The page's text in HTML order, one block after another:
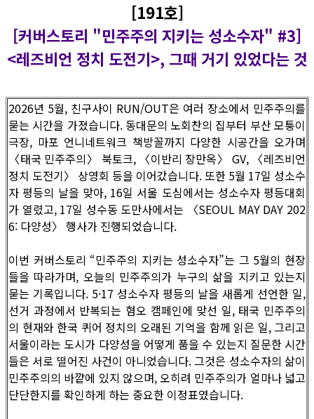
[191호]
[커버스토리 "민주주의 지키는 성소수자" #3]
<레즈비언 정치 도전기>, 그때 거기 있었다는 것
2026년 5월, 친구사이 RUN/OUT은 여러 장소에서 민주주의를
묻는 시간을 가졌습니다. 동대문의 노회찬의 집부터 부산 모퉁이
극장, 마포 언니네트워크 책방꼴까지 다양한 시공간을 오가며
〈태국 민주주의〉 북토크, 〈이반리 장만옥〉 GV, 〈레즈비언
정치 도전기〉 상영회 등을 이어갔습니다. 또한 5월 17일 성소수
자 평등의 날을 맞아, 16일 서울 도심에서는 성소수자 평등대회
가 열렸고, 17일 성수동 도만사에서는 〈SEOUL MAY DAY 202
6: 다양성〉 행사가 진행되었습니다.
이번 커버스토리 “민주주의 지키는 성소수자”는 그 5월의 현장
들을 따라가며, 오늘의 민주주의가 누구의 삶을 지키고 있는지
묻는 기록입니다. 5·17 성소수자 평등의 날을 새롭게 선언한 일,
선거 과정에서 반복되는 혐오 캠페인에 맞선 일, 태국 민주주의
의 현재와 한국 퀴어 정치의 오래된 기억을 함께 읽은 일, 그리고
서울이라는 도시가 다양성을 어떻게 품을 수 있는지 질문한 시간
들은 서로 떨어진 사건이 아니었습니다. 그것은 성소수자의 삶이
민주주의의 바깥에 있지 않으며, 오히려 민주주의가 얼마나 넓고
단단한지를 확인하게 하는 중요한 이정표였습니다.